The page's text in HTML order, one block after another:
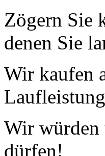
Zögern Sie
denen Sie
Wir kaufen
Wir würden
dürfen!